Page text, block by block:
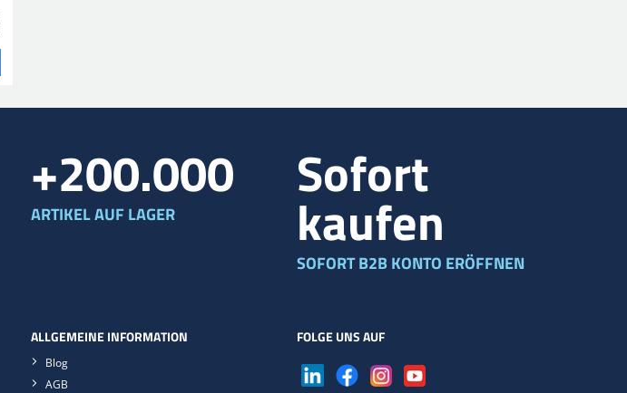
+200.000
ARTIKEL AUF LAGER
Sofort
kaufen
SOFORT B2B KONTO ERÖFFNEN
ALLGEMEINE INFORMATION
Blog
AGB
FOLGE UNS AUF